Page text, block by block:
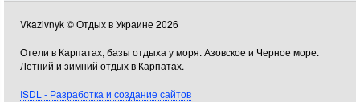
Vkazivnyk © Отдых в Украине 2026
Отели в Карпатах, базы отдыха у моря. Азовское и Черное море.
Летний и зимний отдых в Карпатах.
ISDL - Разработка и создание сайтов